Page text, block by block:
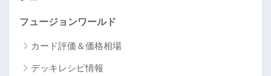
フュージョンワールド
カード評価＆価格相場
デッキレシピ情報